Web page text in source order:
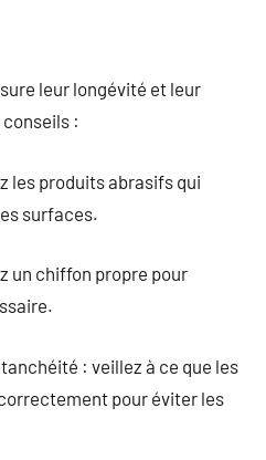
leur longévité et leur
:
les produits abrasifs qui
surfaces.
un chiffon propre pour
: veillez à ce que les
pour éviter les